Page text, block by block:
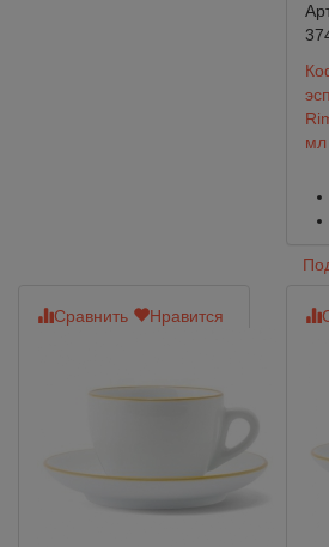
мл
Сравнить Нравится